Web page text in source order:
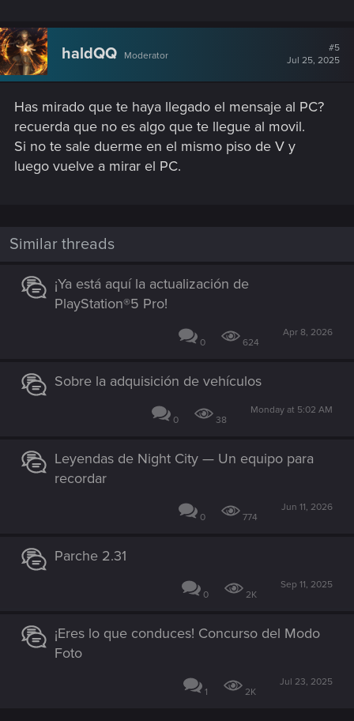
haldQQ Moderator
#5
Jul 25, 2025
Has mirado que te haya llegado el mensaje al PC?
recuerda que no es algo que te llegue al movil.
Si no te sale duerme en el mismo piso de V y
luego vuelve a mirar el PC.
Similar threads
¡Ya está aquí la actualización de
PlayStation®5 Pro!
0 624
Apr 8, 2026
Sobre la adquisición de vehículos
0 38
Monday at 5:02 AM
Leyendas de Night City — Un equipo para
recordar
0 774
Jun 11, 2026
Parche 2.31
0 2K
Sep 11, 2025
¡Eres lo que conduces! Concurso del Modo
Foto
1 2K
Jul 23, 2025